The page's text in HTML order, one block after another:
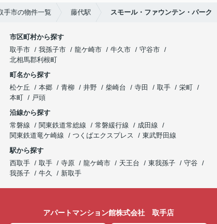
手市の物件一覧 藤代駅 スモール・ファウンテン・パーク
市区町村から探す
取手市
我孫子市 龍ケ崎市 牛久市
守谷市
北相馬郡利根町
町名から探す
松ケ丘
本郷 青柳 井野 柴崎台 寺田 取手
栄町
本町
戸頭
沿線から探す
常磐線
関東鉄道常総線 常磐緩行線
成田線
関東鉄道竜ケ崎線
つくばエクスプレス
東武野田線
駅から探す
西取手
取手 寺原 龍ケ崎市 天王台 東我孫子
守谷
我孫子
牛久 新取手
アパートマンション館株式会社 取手店